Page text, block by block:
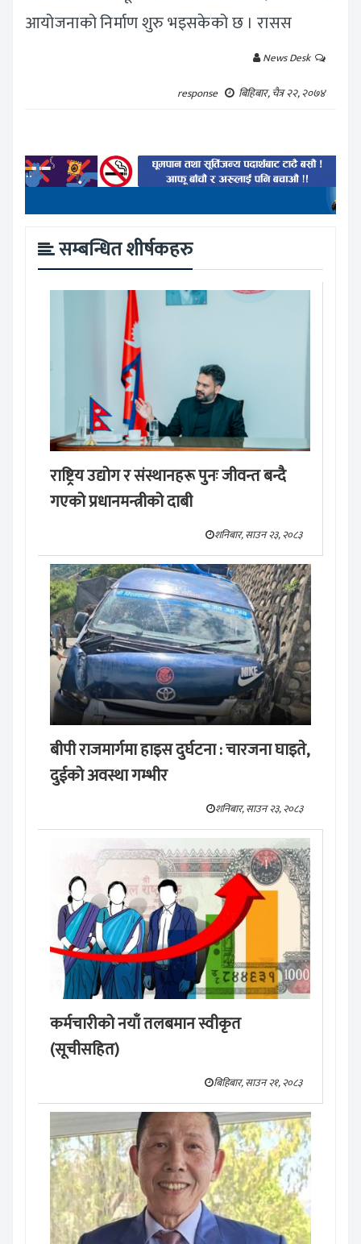
आयोजनाको निर्माण शुरु भइसकेको छ । रासस
News Desk
response
बिहिबार, चैत्र २२, २०७४
सम्बन्धित शीर्षकहरु
राष्ट्रिय उद्योग र संस्थानहरू पुनः जीवन्त बन्दै
गएको प्रधानमन्त्रीको दाबी
शनिबार, साउन २३, २०८३
बीपी राजमार्गमा हाइस दुर्घटना : चारजना घाइते,
दुईको अवस्था गम्भीर
शनिबार, साउन २३, २०८३
कर्मचारीको नयाँ तलबमान स्वीकृत
(सूचीसहित)
बिहिबार, साउन २१, २०८३